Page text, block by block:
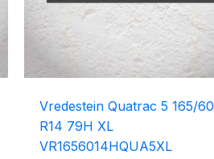
Vredestein Quatrac 5 165/60
R14 79H XL
VR1656014HQUA5XL